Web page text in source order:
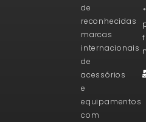
de
reconhecidas
marcas
internacionais
de
acessórios
e
equipamentos
com